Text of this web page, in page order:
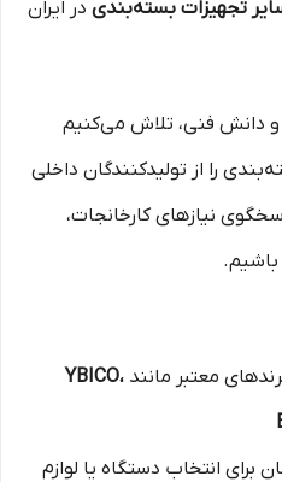
تجهیزات بسته‌بندی در ایران
و دانش فنی، تلاش می‌کنیم
را از تولیدکنندگان داخلی
نیازهای کارخانجات،
معتبر مانند YBICO،
برای انتخاب دستگاه یا لوازم